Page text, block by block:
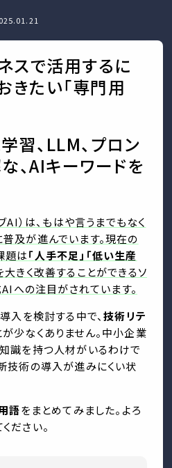
スで活用するに
きたい「専門用
習、LLM、プロン
、AIキーワードを
AI）は、もはや言うまでもなく
及が進んでいます。現在の
題は「人手不足」 「低い生産
大きく改善することができるソ
AIへの注目がされています。
入を検討する中で、技術リテ
少なくありません。中小企業
識を持つ人材がいるわけで
技術の導入が進みにくい状
語をまとめてみました。よろ
ださい。